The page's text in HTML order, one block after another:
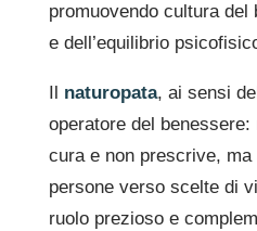
promuovendo cultura del
e dell’equilibrio
naturopata, ai sensi
operatore del
cura e non prescrive, ma
persone verso scelte di
ruolo prezioso e